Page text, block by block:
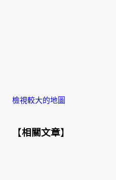
檢視較大的地圖
【相關文章】